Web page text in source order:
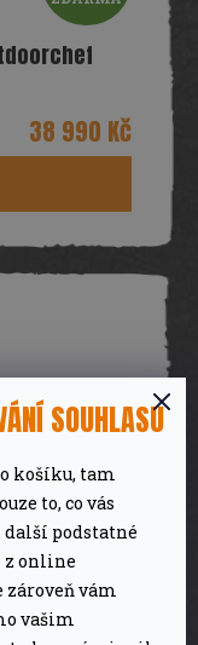
SOUHLASU
košíku, tam
to, co vás
podstatné
z online
vám
vašim
D
R
A
38 990 Kč
D
ZDARMA